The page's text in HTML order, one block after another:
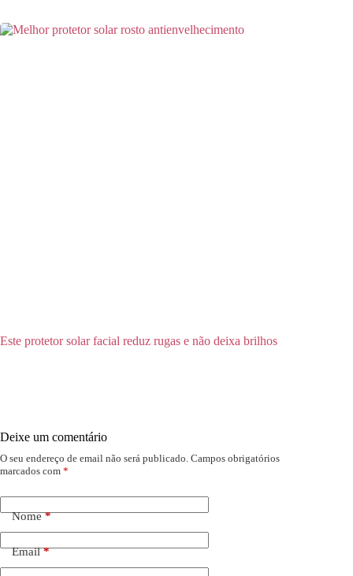
Este protetor solar facial reduz rugas e não deixa brilhos
Deixe um comentário
O seu endereço de email não será publicado. Campos obrigatórios
marcados com *
Nome*
Email*